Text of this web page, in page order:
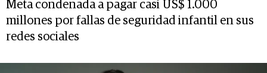
Meta condenada a pagar casi US$ 1.000
millones por fallas de seguridad infantil en sus
redes sociales